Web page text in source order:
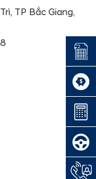
TP Bắc Giang,
Đặt
Đăng
Dự
Đăng